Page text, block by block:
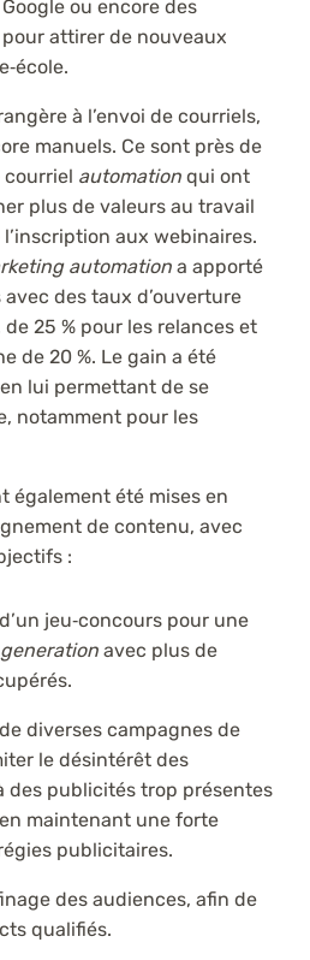
ou encore des
attirer de nouveaux
à l’envoi de courriels,
manuels. Ce sont près de
automation qui ont
plus de valeurs au travail
l’inscription aux webinaires.
automation a apporté
des taux d’ouverture
25 % pour les relances et
de 20 %. Le gain a été
lui permettant de se
notamment pour les
également été mises en
de contenu, avec
:
jeu‑concours pour une
avec plus de
diverses campagnes de
le désintérêt des
des publicités trop présentes
maintenant une forte
publicitaires.
des audiences, afin de
qualifiés.